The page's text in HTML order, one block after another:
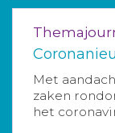
Met
zaken
het